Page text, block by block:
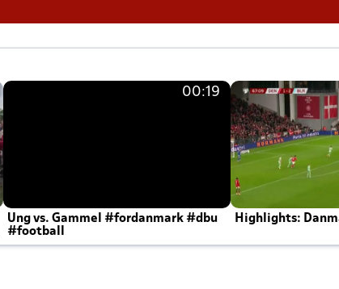
00:19
Ung vs. Gammel #fordanmark #dbu
#football
Highlights: